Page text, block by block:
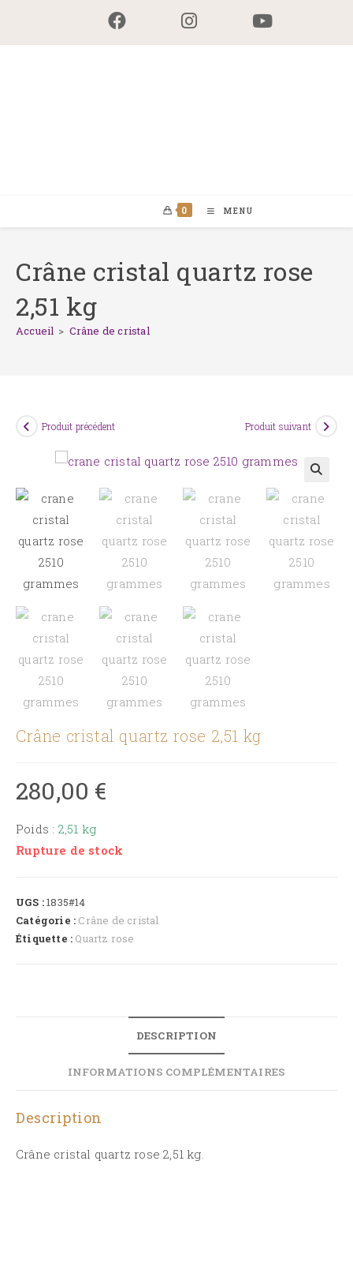
content
0 MENU
Crâne cristal quartz rose
2,51 kg
Accueil > Crâne de cristal
Produit précédent Produit suivant
🔍
Crâne cristal quartz rose 2,51 kg
280,00 €
Poids : 2,51 kg
Rupture de stock
UGS :1835#14
Catégorie : Crâne de cristal
Étiquette : Quartz rose
DESCRIPTION
INFORMATIONS COMPLÉMENTAIRES
Description
Crâne cristal quartz rose 2,51 kg.